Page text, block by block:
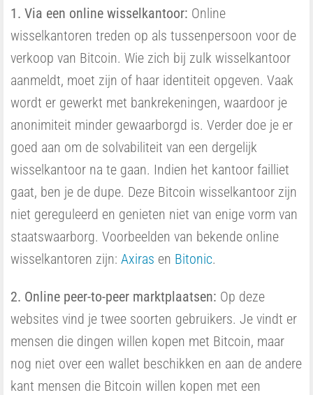
1. Via een online wisselkantoor: Online
wisselkantoren treden op als tussenpersoon voor de
verkoop van Bitcoin. Wie zich bij zulk wisselkantoor
aanmeldt, moet zijn of haar identiteit opgeven. Vaak
wordt er gewerkt met bankrekeningen, waardoor je
anonimiteit minder gewaarborgd is. Verder doe je er
goed aan om de solvabiliteit van een dergelijk
wisselkantoor na te gaan. Indien het kantoor failliet
gaat, ben je de dupe. Deze Bitcoin wisselkantoor zijn
niet gereguleerd en genieten niet van enige vorm van
staatswaarborg. Voorbeelden van bekende online
wisselkantoren zijn: Axiras en Bitonic.
2. Online peer-to-peer marktplaatsen: Op deze
websites vind je twee soorten gebruikers. Je vindt er
mensen die dingen willen kopen met Bitcoin, maar
nog niet over een wallet beschikken en aan de andere
kant mensen die Bitcoin willen kopen met een